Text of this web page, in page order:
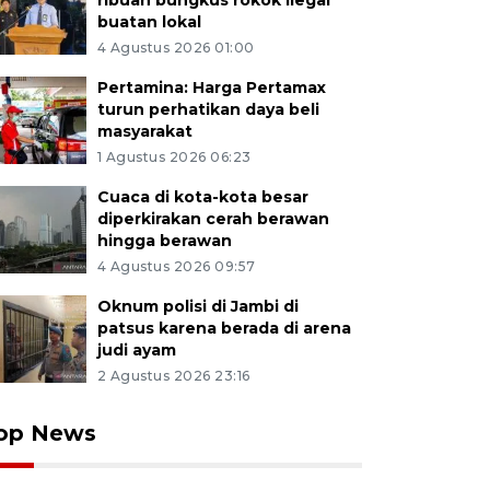
buatan lokal
4 Agustus 2026 01:00
Pertamina: Harga Pertamax
turun perhatikan daya beli
masyarakat
1 Agustus 2026 06:23
Cuaca di kota-kota besar
diperkirakan cerah berawan
hingga berawan
4 Agustus 2026 09:57
Oknum polisi di Jambi di
patsus karena berada di arena
judi ayam
2 Agustus 2026 23:16
News